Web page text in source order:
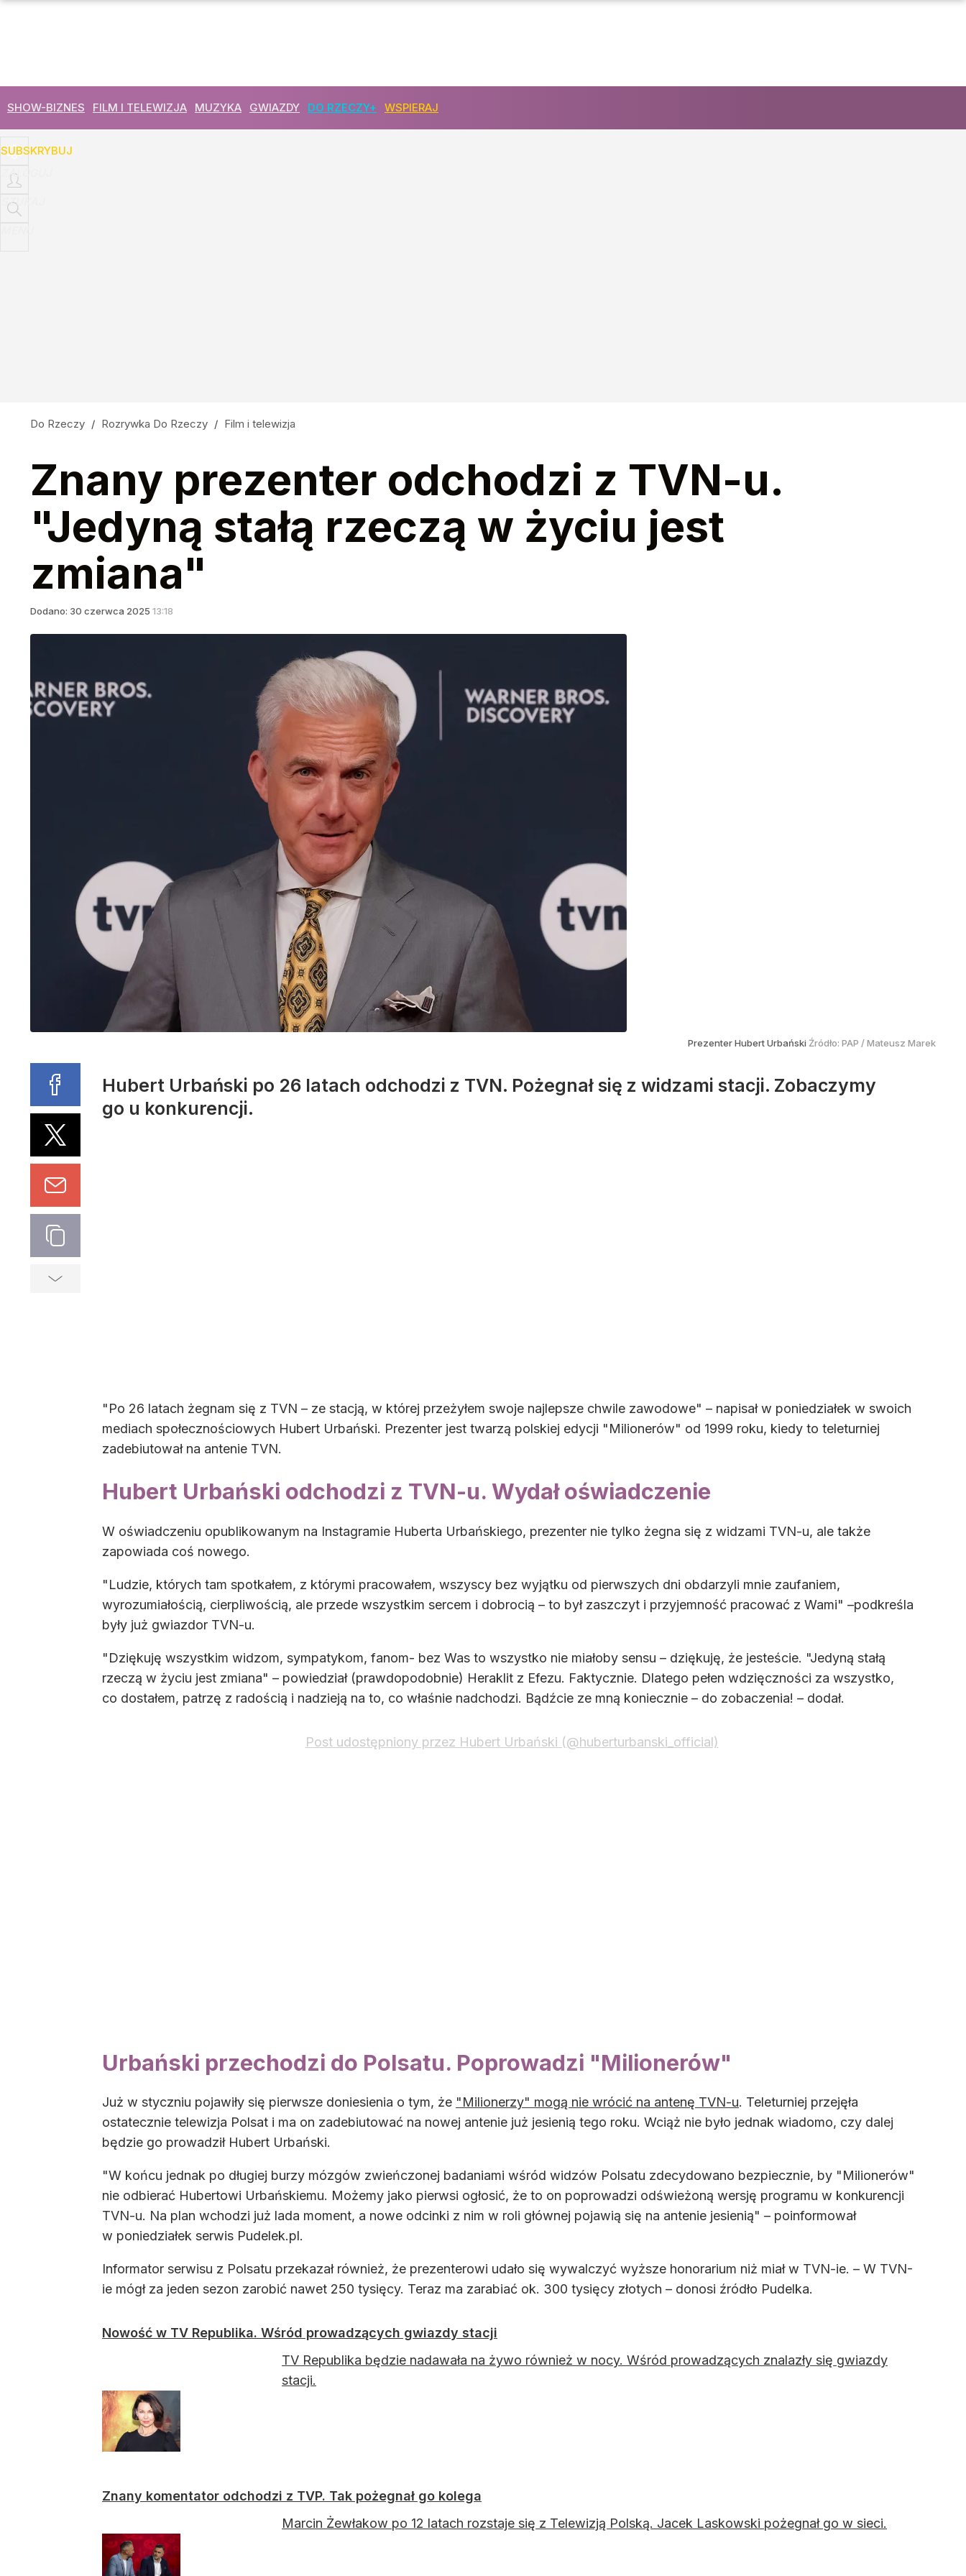
SHOW-BIZNES FILM I TELEWIZJA MUZYKA GWIAZDY DO RZECZY+ WSPIERAJ
SUBSKRYBUJ
ZALOGUJ
SZUKAJ
Do Rzeczy / Rozrywka Do Rzeczy / Film i telewizja
Znany prezenter odchodzi z TVN-u.
"Jedyną stałą rzeczą w życiu jest
zmiana"
Dodano: 30 czerwca 2025 13:18
Prezenter Hubert Urbański Źródło: PAP /Mateusz Marek
Hubert Urbański po 26 latach odchodzi z TVN. Pożegnał się z widzami stacji. Zobaczymy
go u konkurencji.
"Po 26 latach żegnam się z TVN – ze stacją, w której przeżyłem swoje najlepsze chwile zawodowe" – napisał w poniedziałek w swoich
mediach społecznościowych Hubert Urbański. Prezenter jest twarzą polskiej edycji "Milionerów" od 1999 roku, kiedy to teleturniej
zadebiutował na antenie TVN.
Hubert Urbański odchodzi z TVN-u. Wydał oświadczenie
W oświadczeniu opublikowanym na Instagramie Huberta Urbańskiego, prezenter nie tylko żegna się z widzami TVN-u, ale także
zapowiada coś nowego.
"Ludzie, których tam spotkałem, z którymi pracowałem, wszyscy bez wyjątku od pierwszych dni obdarzyli mnie zaufaniem,
wyrozumiałością, cierpliwością, ale przede wszystkim sercem i dobrocią – to był zaszczyt i przyjemność pracować z Wami" –podkreśla
były już gwiazdor TVN-u.
"Dziękuję wszystkim widzom, sympatykom, fanom- bez Was to wszystko nie miałoby sensu – dziękuję, że jesteście. "Jedyną stałą
rzeczą w życiu jest zmiana" – powiedział (prawdopodobnie) Heraklit z Efezu. Faktycznie. Dlatego pełen wdzięczności za wszystko,
co dostałem, patrzę z radością i nadzieją na to, co właśnie nadchodzi. Bądźcie ze mną koniecznie – do zobaczenia! – dodał.
Post udostępniony przez Hubert Urbański (@huberturbanski_official)
Urbański przechodzi do Polsatu. Poprowadzi "Milionerów"
Już w styczniu pojawiły się pierwsze doniesienia o tym, że "Milionerzy" mogą nie wrócić na antenę TVN-u. Teleturniej przejęła
ostatecznie telewizja Polsat i ma on zadebiutować na nowej antenie już jesienią tego roku. Wciąż nie było jednak wiadomo, czy dalej
będzie go prowadził Hubert Urbański.
"W końcu jednak po długiej burzy mózgów zwieńczonej badaniami wśród widzów Polsatu zdecydowano bezpiecznie, by "Milionerów"
nie odbierać Hubertowi Urbańskiemu. Możemy jako pierwsi ogłosić, że to on poprowadzi odświeżoną wersję programu w konkurencji
TVN-u. Na plan wchodzi już lada moment, a nowe odcinki z nim w roli głównej pojawią się na antenie jesienią" – poinformował
w poniedziałek serwis Pudelek.pl.
Informator serwisu z Polsatu przekazał również, że prezenterowi udało się wywalczyć wyższe honorarium niż miał w TVN-ie. – W TVN-
ie mógł za jeden sezon zarobić nawet 250 tysięcy. Teraz ma zarabiać ok. 300 tysięcy złotych – donosi źródło Pudelka.
Nowość w TV Republika. Wśród prowadzących gwiazdy stacji
TV Republika będzie nadawała na żywo również w nocy. Wśród prowadzących znalazły się gwiazdy
stacji.
Znany komentator odchodzi z TVP. Tak pożegnał go kolega
Marcin Żewłakow po 12 latach rozstaje się z Telewizją Polską. Jacek Laskowski pożegnał go w sieci.